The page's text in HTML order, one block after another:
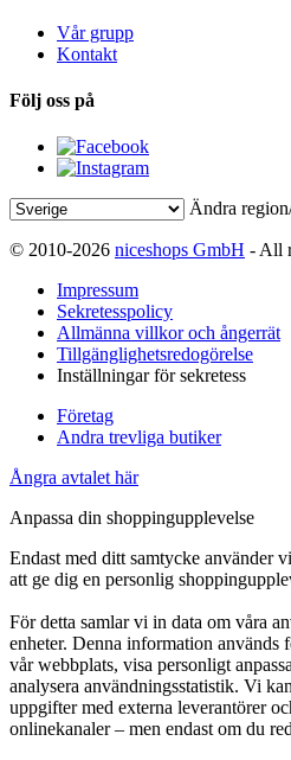
Vår grupp
Kontakt
Följ oss på
Ändra
© 2010-2026 niceshops GmbH - All
Impressum
Sekretesspolicy
Allmänna villkor och ångerrät
Tillgänglighetsredogörelse
Inställningar för sekretess
Företag
Andra trevliga butiker
Ångra avtalet här
Anpassa din shoppingupplevelse
Endast med ditt samtycke använder
att ge dig en personlig
För detta samlar vi in data om våra
enheter. Denna information används
vår webbplats, visa personligt
analysera användningsstatistik. Vi
uppgifter med externa leverantörer
onlinekanaler – men endast om du